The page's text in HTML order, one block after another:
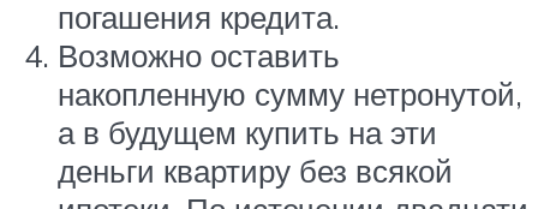
погашения кредита.
Возможно оставить
накопленную сумму нетронутой,
а в будущем купить на эти
деньги квартиру без всякой